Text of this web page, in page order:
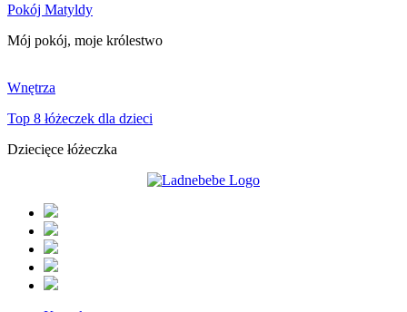
Pokój Matyldy
Mój pokój, moje królestwo
Wnętrza
Top 8 łóżeczek dla dzieci
Dziecięce łóżeczka